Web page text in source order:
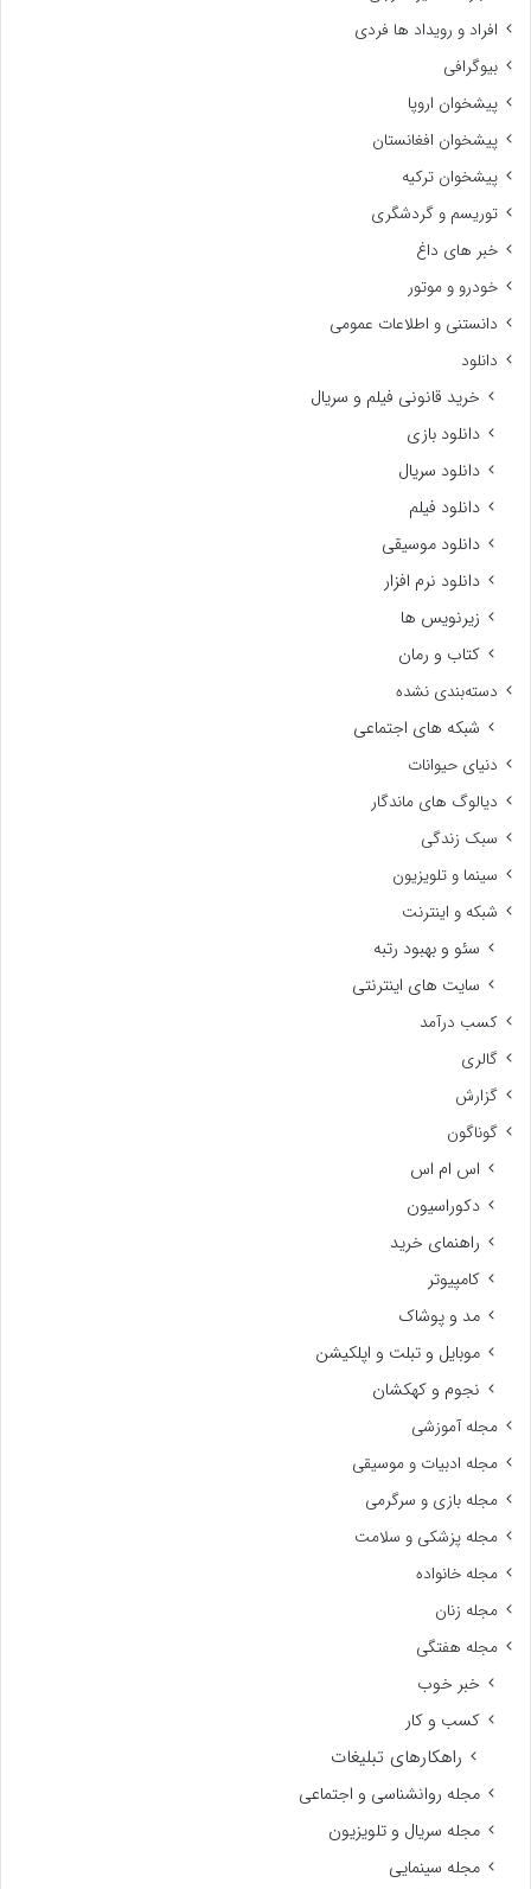
افراد و رویداد ها فردی
بیوگرافی
پیشخوان اروپا
پیشخوان افغانستان
پیشخوان ترکیه
توریسم و گردشگری
خبر های داغ
خودرو و موتور
دانستنی و اطلاعات عمومی
دانلود
خرید قانونی فیلم و سریال
دانلود بازی
دانلود سریال
دانلود فیلم
دانلود موسیقی
دانلود نرم افزار
زیرنویس ها
کتاب و رمان
دسته‌بندی نشده
شبکه های اجتماعی
دنیای حیوانات
دیالوگ های ماندگار
سبک زندگی
سینما و تلویزیون
شبکه و اینترنت
سئو و بهبود رتبه
سایت های اینترنتی
کسب درآمد
گالری
گزارش
گوناگون
اس ام اس
دکوراسیون
راهنمای خرید
کامپیوتر
مد و پوشاک
موبایل و تبلت و اپلکیشن
نجوم و کهکشان
مجله آموزشی
مجله ادبیات و موسیقی
مجله بازی و سرگرمی
مجله پزشکی و سلامت
مجله خانواده
مجله زنان
مجله هفتگی
خبر خوب
کسب و کار
راهکارهای تبلیغات
مجله روانشناسی و اجتماعی
مجله سریال و تلویزیون
مجله سینمایی